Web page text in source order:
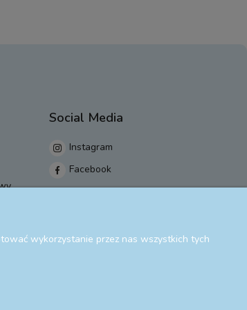
Social Media
Instagram
Facebook
wykorzystanie przez nas wszystkich tych